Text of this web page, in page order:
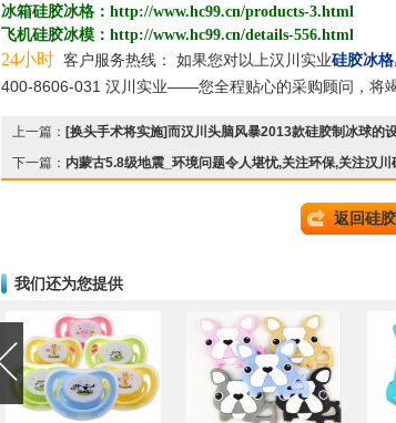
冰箱硅胶冰格： http://www.hc99.cn/products-3.html
飞机硅胶冰模： http://www.hc99.cn/details-556.html
24小时 客户服务热线： 如果您对以上汉川实业硅胶冰格
400-8606-031 汉川实业——您全程贴心的采购顾问，将
上一篇： [换头手术将实施]而汉川头脑风暴2013款硅胶制冰球的
下一篇： 内蒙古5.8级地震_环境问题令人堪忧,关注环保,关注汉川
返回硅
我们还为您提供